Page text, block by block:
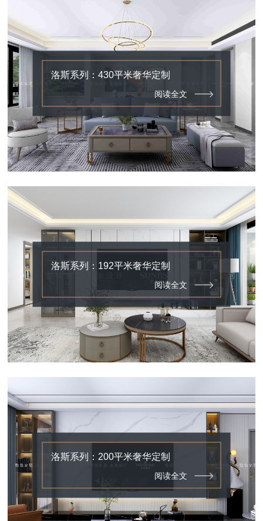
洛斯系列：430平米奢华定制
阅读全文
洛斯系列：192平米奢华定制
阅读全文
洛斯系列：200平米奢华定制
阅读全文